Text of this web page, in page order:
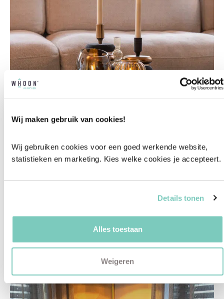
Wij maken gebruik van cookies!
Wij gebruiken cookies voor een goed werkende website,
statistieken en marketing. Kies welke cookies je accepteert.
Details tonen
Alles toestaan
Weigeren